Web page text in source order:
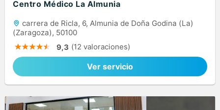
Centro Médico La Almunia
carrera de Ricla, 6, Almunia de Doña Godina (La)
(Zaragoza), 50100
9,3 (12 valoraciones)
Ver servicio